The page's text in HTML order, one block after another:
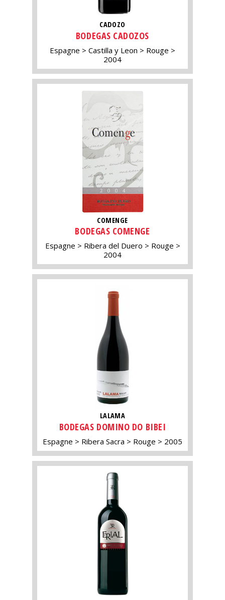
CADOZO
BODEGAS CADOZOS
Espagne Castilla y Leon
Rouge
2004
COMENGE
BODEGAS COMENGE
Espagne Ribera del Duero
Rouge
2004
LALAMA
BODEGAS DOMINO DO BIBEI
Espagne Ribera Sacra Rouge 2005